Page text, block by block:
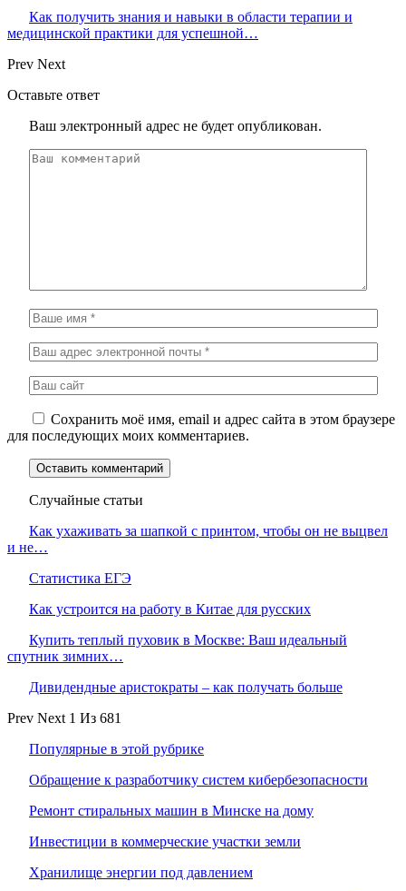
Как получить знания и навыки в области терапии и
медицинской практики для успешной…
Prev Next
Оставьте ответ
Ваш электронный адрес не будет опубликован.
Сохранить моё имя, email и адрес сайта в этом браузере
для последующих моих комментариев.
Случайные статьи
Как ухаживать за шапкой с принтом, чтобы он не выцвел
и не…
Статистика ЕГЭ
Как устроится на работу в Китае для русских
Купить теплый пуховик в Москве: Ваш идеальный
спутник зимних…
Дивидендные аристократы – как получать больше
Prev Next 1 Из 681
Популярные в этой рубрике
Обращение к разработчику систем кибербезопасности
Ремонт стиральных машин в Минске на дому
Инвестиции в коммерческие участки земли
Хранилище энергии под давлением